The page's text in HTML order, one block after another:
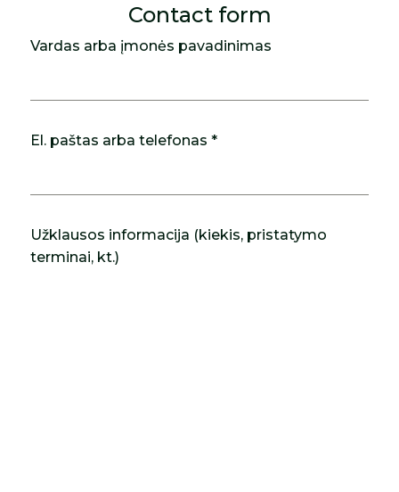
Contact form
Vardas arba įmonės pavadinimas
El. paštas arba telefonas *
Užklausos informacija (kiekis, pristatymo
terminai, kt.)